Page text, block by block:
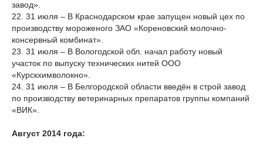
завод».
22. 31 июля – В Краснодарском крае запущен новый цех по
производству мороженого ЗАО «Кореновский молочно-
консервный комбинат».
23. 31 июля – В Вологодской обл. начал работу новый
участок по выпуску технических нитей ООО
«Курскхимволокно».
24. 31 июля – В Белгородской области введён в строй завод
по производству ветеринарных препаратов группы компаний
«ВИК».
Август 2014 года: